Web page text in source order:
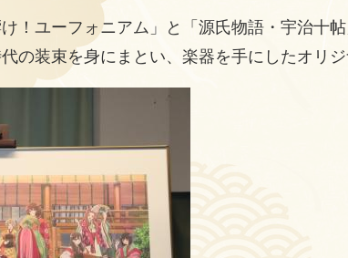
！ユーフォニアム」と「源氏物語・宇治十
の装束を身にまとい、楽器を手にしたオリジ